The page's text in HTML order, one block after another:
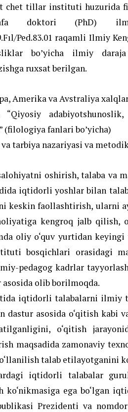
chet tillar instituti huzurida
doktori (PhD)
Ped.83.01 raqamli Ilmiy
boʼyicha ilmiy
ruxsat berilgan.
Amerika va Avstraliya
adabiyotshunoslik,
(filologiya fanlari boʼyicha)
va tarbiya nazariyasi va
oshirish, talaba va
iqtidorli yoshlar bilan
keskin faollashtirish, ularni
kengroq jalb qilish,
oliy o‘quv yurtidan
bosqichlari orasidagi
pedagog kadrlar
olib borilmoqda.
iqtidorli talabalarni ilmiy
dastur asosida o‘qitish kabi
o‘qitish
maqsadida zamonaviy
talab etilayotganini
iqtidorli talabalar
ko‘nikmasiga ega bo‘lgan
Prezidenti va